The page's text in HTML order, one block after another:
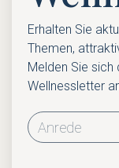
Erhalten Sie
Themen,
Melden Sie sich
Wellnessletter